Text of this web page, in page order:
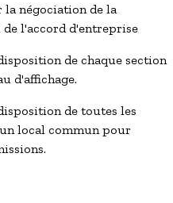
négociation de la
l'accord d'entreprise
de chaque section
d'affichage.
de toutes les
local commun pour